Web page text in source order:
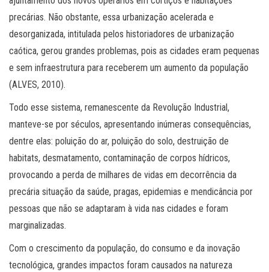
precárias. Não obstante, essa urbanização acelerada e
desorganizada, intitulada pelos historiadores de urbanização
caótica, gerou grandes problemas, pois as cidades eram pequenas
e sem infraestrutura para receberem um aumento da população
(ALVES, 2010).
Todo esse sistema, remanescente da Revolução Industrial,
manteve-se por séculos, apresentando inúmeras consequências,
dentre elas: poluição do ar, poluição do solo, destruição de
habitats, desmatamento, contaminação de corpos hídricos,
provocando a perda de milhares de vidas em decorrência da
precária situação da saúde, pragas, epidemias e mendicância por
pessoas que não se adaptaram à vida nas cidades e foram
marginalizadas.
Com o crescimento da população, do consumo e da inovação
tecnológica, grandes impactos foram causados na natureza